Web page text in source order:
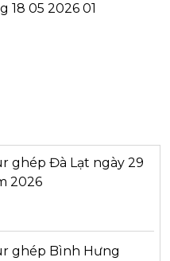
18 05 2026 01
ghép Đà Lạt ngày 29
2026
ghép Bình Hưng